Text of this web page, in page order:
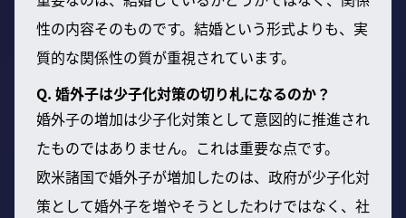
性の内容そのものです。結婚という形式よりも、実
質的な関係性の質が重視されています。
Q. 婚外子は少子化対策の切り札になるのか？
婚外子の増加は少子化対策として意図的に推進され
たものではありません。これは重要な点です。
欧米諸国で婚外子が増加したのは、政府が少子化対
策として婚外子を増やそうとしたわけではなく、社